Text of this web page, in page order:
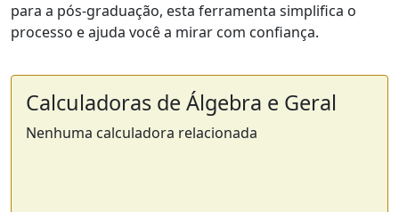
para a pós-graduação, esta ferramenta simplifica o
processo e ajuda você a mirar com confiança.
Calculadoras de Álgebra e Geral
Nenhuma calculadora relacionada